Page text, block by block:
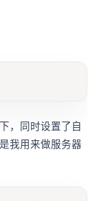
，同时设置了自
我用来做服务器